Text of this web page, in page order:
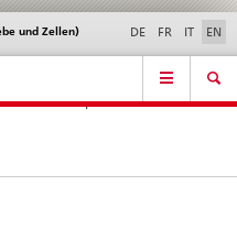
Contact | Support &
Help
und Zellen) DE FR IT EN